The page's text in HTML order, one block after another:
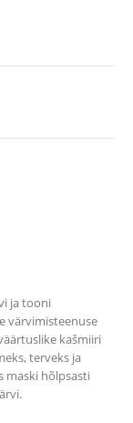
ja tooni
värvimisteenuse
kašmiiri
terveks ja
maski hõlpsasti